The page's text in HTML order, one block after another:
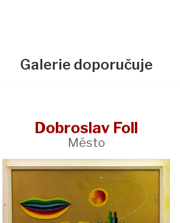
Galerie doporučuje
Dobroslav Foll
Město